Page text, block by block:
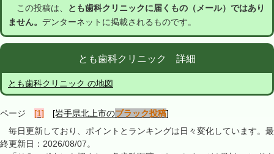
この投稿は、
とも歯科クリニックに届くもの（メール）ではあり
ません。 デンターネットに掲載されるものです。
とも歯科クリニック 詳細
とも歯科クリニック の地図
ページ [1] [岩手県北上市のブラック投稿]
毎日更新しており、ポイントとランキングは日々変化しています。最
終更新日：2026/08/07。